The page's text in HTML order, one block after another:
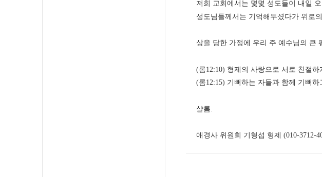
저희 교회에서는 몇몇 성도들이 내일
성도님들께서는 기억해두셨다가 위로
상을 당한 가정에 우리 주 예수님의 큰
(롬12:10) 형제의 사랑으로 서로 친절
(롬12:15) 기뻐하는 자들과 함께 기뻐
샬롬.
애경사 위원회 기형섭 형제 (010-3712-